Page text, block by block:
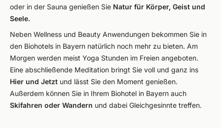
oder in der Sauna genießen Sie Natur für Körper, Geist und
Seele.
Neben Wellness und Beauty Anwendungen bekommen Sie in
den Biohotels in Bayern natürlich noch mehr zu bieten. Am
Morgen werden meist Yoga Stunden im Freien angeboten.
Eine abschließende Meditation bringt Sie voll und ganz ins
Hier und Jetzt und lässt Sie den Moment genießen.
Außerdem können Sie in Ihrem Biohotel in Bayern auch
Skifahren oder Wandern und dabei Gleichgesinnte treffen.